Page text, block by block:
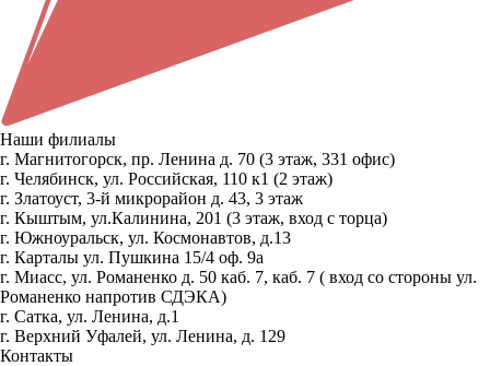
Наши филиалы
г. Магнитогорск, пр. Ленина д. 70 (3 этаж, 331 офис)
г. Челябинск, ул. Российская, 110 к1 (2 этаж)
г. Златоуст, 3-й микрорайон д. 43, 3 этаж
г. Кыштым, ул.Калинина, 201 (3 этаж, вход с торца)
г. Южноуральск, ул. Космонавтов, д.13
г. Карталы ул. Пушкина 15/4 оф. 9а
г. Миасс, ул. Романенко д. 50 каб. 7, каб. 7 ( вход со стороны ул.
Романенко напротив СДЭКА)
г. Сатка, ул. Ленина, д.1
г. Верхний Уфалей, ул. Ленина, д. 129
Контакты